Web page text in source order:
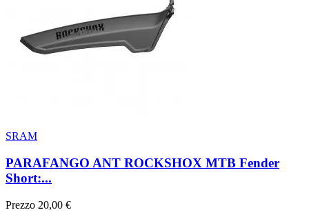
SRAM
PARAFANGO ANT ROCKSHOX MTB Fender
Short:...
Prezzo 20,00 €